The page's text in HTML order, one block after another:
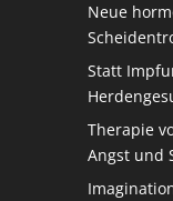
Neue
Statt
Therapie
Angst und